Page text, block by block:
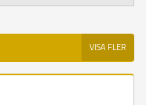
VISA FLER